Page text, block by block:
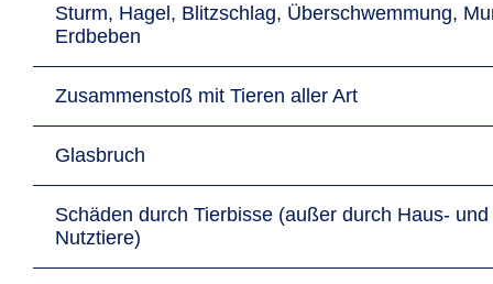
Sturm, Hagel, Blitzschlag, Überschwemmung,
Erdbeben
Zusammenstoß mit Tieren aller Art
Glasbruch
Schäden durch Tierbisse (außer durch Haus- und
Nutztiere)